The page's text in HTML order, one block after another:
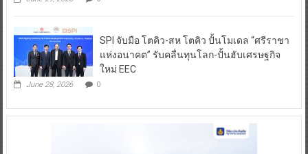
SPI จับมือ โตคิว-สห โตคิว ปั้นโมเดล “ศรีราชา
แห่งอนาคต” รับคลื่นทุนโลก-ปั้นฮับเศรษฐกิจ
ใหม่ EEC
June 28, 2026 0